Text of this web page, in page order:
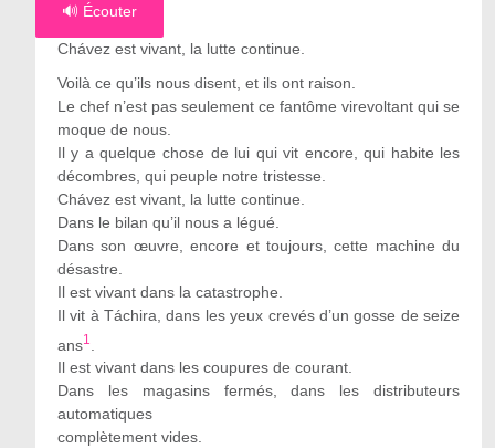
🔊 Écouter
Chávez est vivant, la lutte continue.
Voilà ce qu’ils nous disent, et ils ont raison.
Le chef n’est pas seulement ce fantôme virevoltant qui se
moque de nous.
Il y a quelque chose de lui qui vit encore, qui habite les
décombres, qui peuple notre tristesse.
Chávez est vivant, la lutte continue.
Dans le bilan qu’il nous a légué.
Dans son œuvre, encore et toujours, cette machine du
désastre.
Il est vivant dans la catastrophe.
Il vit à Táchira, dans les yeux crevés d’un gosse de seize
ans1
Il est vivant dans les coupures de courant.
Dans les magasins fermés, dans les distributeurs
automatiques
complètement vides.